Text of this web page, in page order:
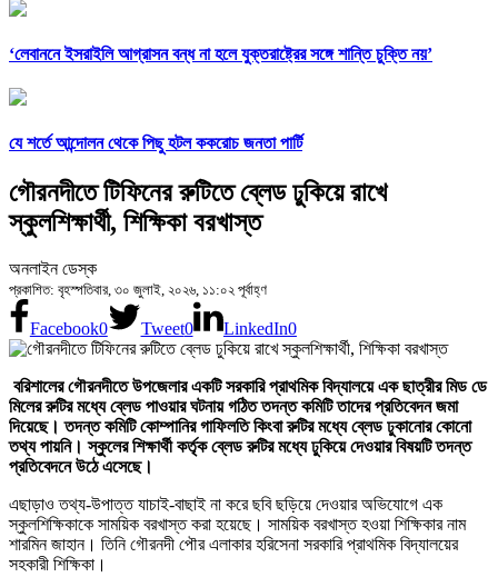
‘লেবাননে ইসরাইলি আগ্রাসন বন্ধ না হলে যুক্তরাষ্ট্রের সঙ্গে শান্তি চুক্তি নয়’
যে শর্তে আন্দোলন থেকে পিছু হটল ককরোচ জনতা পার্টি
গৌরনদীতে টিফিনের রুটিতে ব্লেড ঢুকিয়ে রাখে
স্কুলশিক্ষার্থী, শিক্ষিকা বরখাস্ত
অনলাইন ডেস্ক
প্রকাশিত: বৃহস্পতিবার, ৩০ জুলাই, ২০২৬, ১১:০২ পূর্বাহ্ণ
Facebook0 Tweet0 LinkedIn0
বরিশালের গৌরনদীতে উপজেলার একটি সরকারি প্রাথমিক বিদ্যালয়ে এক ছাত্রীর মিড ডে
মিলের রুটির মধ্যে ব্লেড পাওয়ার ঘটনায় গঠিত তদন্ত কমিটি তাদের প্রতিবেদন জমা
দিয়েছে। তদন্ত কমিটি কোম্পানির গাফিলতি কিংবা রুটির মধ্যে ব্লেড ঢুকানোর কোনো
তথ্য পায়নি। স্কুলের শিক্ষার্থী কর্তৃক ব্লেড রুটির মধ্যে ঢুকিয়ে দেওয়ার বিষয়টি তদন্ত
প্রতিবেদনে উঠে এসেছে।
এছাড়াও তথ্য-উপাত্ত যাচাই-বাছাই না করে ছবি ছড়িয়ে দেওয়ার অভিযোগে এক
স্কুলশিক্ষিকাকে সাময়িক বরখাস্ত করা হয়েছে। সাময়িক বরখাস্ত হওয়া শিক্ষিকার নাম
শারমিন জাহান। তিনি গৌরনদী পৌর এলাকার হরিসেনা সরকারি প্রাথমিক বিদ্যালয়ের
সহকারী শিক্ষিকা।